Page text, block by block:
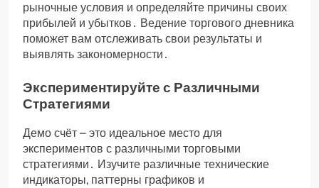
рыночные условия и определяйте причины своих
прибылей и убытков․ Ведение торгового дневника
поможет вам отслеживать свои результаты и
выявлять закономерности․
Экспериментируйте с Различными
Стратегиями
Демо счёт – это идеальное место для
экспериментов с различными торговыми
стратегиями․ Изучите различные технические
индикаторы, паттерны графиков и